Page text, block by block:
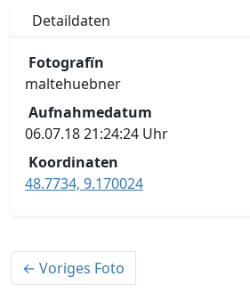
Detaildaten
Fotografïn
maltehuebner
Aufnahmedatum
06.07.18 21:24:24 Uhr
Koordinaten
48.7734, 9.170024
← Voriges Foto